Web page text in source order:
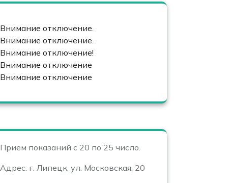
Внимание отключение.
Внимание отключение.
Внимание отключение!
Внимание отключение
Внимание отключение
Прием показаний с 20 по 25 число.
Адрес: г. Липецк, ул. Московская, 20